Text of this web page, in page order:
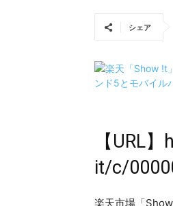
シェア
【URL】
it/c/
楽天市場「